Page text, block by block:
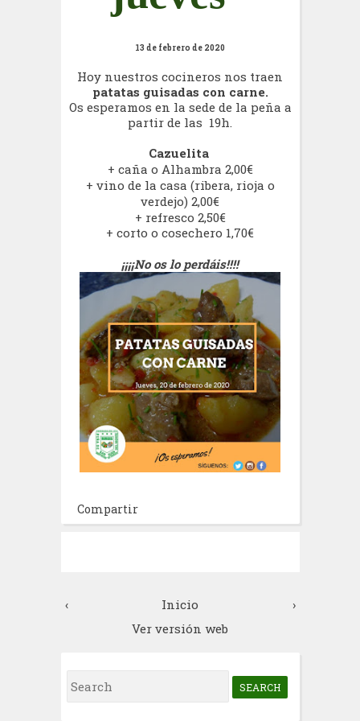
13 de febrero de 2020
Hoy nuestros cocineros nos traen
patatas guisadas con carne.
Os esperamos en la sede de la peña a
partir de las 19h.
Cazuelita
+ caña o Alhambra 2,00€
+ vino de la casa (ribera, rioja o
verdejo) 2,00€
+ refresco 2,50€
+ corto o cosechero 1,70€
¡¡¡¡No os lo perdáis!!!!
Compartir
‹ ›
Inicio
Ver versión web
S
e